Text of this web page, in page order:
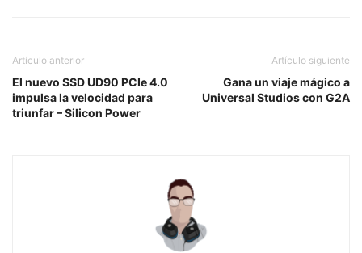
Artículo anterior
El nuevo SSD UD90 PCIe 4.0
impulsa la velocidad para
triunfar – Silicon Power
Artículo siguiente
Gana un viaje mágico a
Universal Studios con G2A